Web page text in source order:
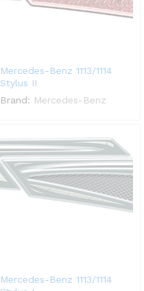
Mercedes-Benz 1113/1114
Stylus II
Brand: Mercedes-Benz
Mercedes-Benz 1113/1114